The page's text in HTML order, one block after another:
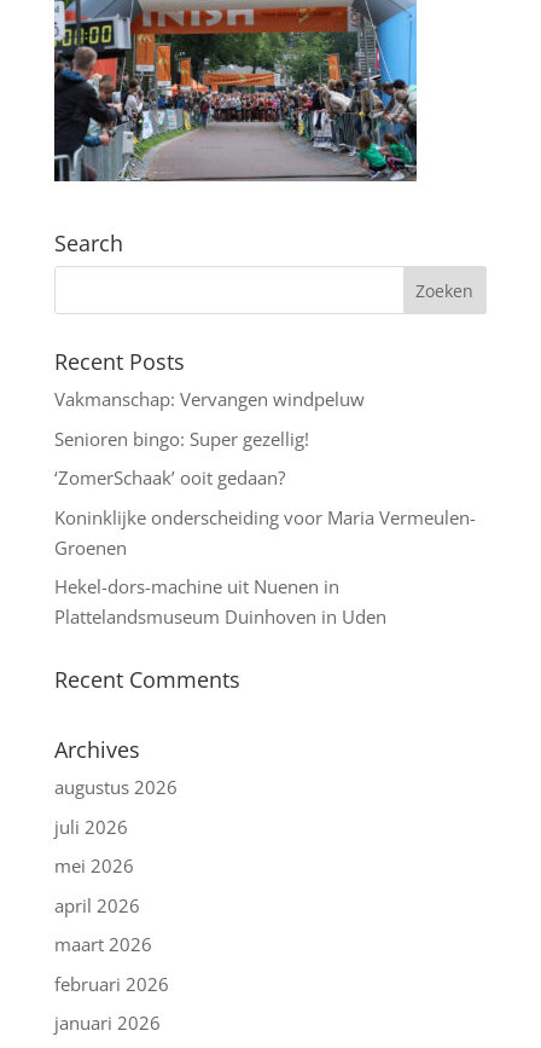
Search
Recent Posts
Vakmanschap: Vervangen windpeluw
Senioren bingo: Super gezellig!
‘ZomerSchaak’ ooit gedaan?
Koninklijke onderscheiding voor Maria Vermeulen-
Groenen
Hekel-dors-machine uit Nuenen in
Plattelandsmuseum Duinhoven in Uden
Recent Comments
Archives
augustus 2026
juli 2026
mei 2026
april 2026
maart 2026
februari 2026
januari 2026